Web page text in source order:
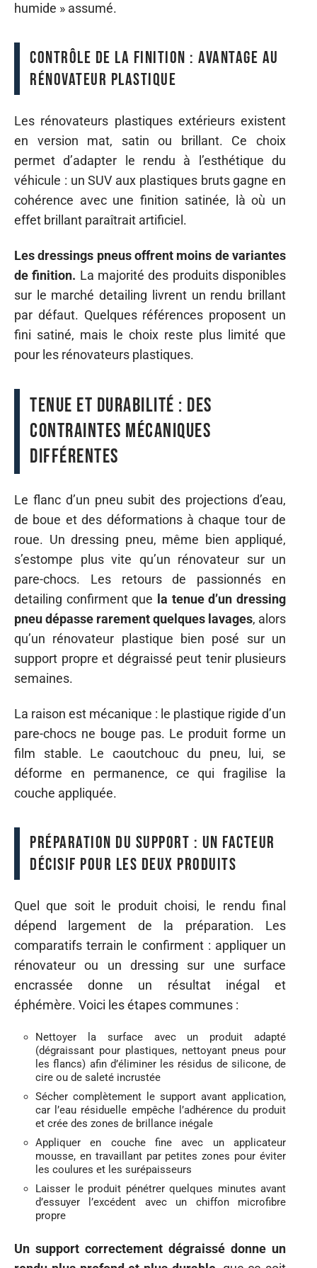
humide » assumé.
Contrôle de la finition : avantage au
rénovateur plastique
Les rénovateurs plastiques extérieurs existent
en version mat, satin ou brillant. Ce choix
permet d’adapter le rendu à l’esthétique du
véhicule : un SUV aux plastiques bruts gagne en
cohérence avec une finition satinée, là où un
effet brillant paraîtrait artificiel.
Les dressings pneus offrent moins de variantes
de finition. La majorité des produits disponibles
sur le marché detailing livrent un rendu brillant
par défaut. Quelques références proposent un
fini satiné, mais le choix reste plus limité que
pour les rénovateurs plastiques.
Tenue et durabilité : des
contraintes mécaniques
différentes
Le flanc d’un pneu subit des projections d’eau,
de boue et des déformations à chaque tour de
roue. Un dressing pneu, même bien appliqué,
s’estompe plus vite qu’un rénovateur sur un
pare-chocs. Les retours de passionnés en
detailing confirment que la tenue d’un dressing
pneu dépasse rarement quelques lavages, alors
qu’un rénovateur plastique bien posé sur un
support propre et dégraissé peut tenir plusieurs
semaines.
La raison est mécanique : le plastique rigide d’un
pare-chocs ne bouge pas. Le produit forme un
film stable. Le caoutchouc du pneu, lui, se
déforme en permanence, ce qui fragilise la
couche appliquée.
Préparation du support : un facteur
décisif pour les deux produits
Quel que soit le produit choisi, le rendu final
dépend largement de la préparation. Les
comparatifs terrain le confirment : appliquer un
rénovateur ou un dressing sur une surface
encrassée donne un résultat inégal et
éphémère. Voici les étapes communes :
Nettoyer la surface avec un produit adapté
(dégraissant pour plastiques, nettoyant pneus pour
les flancs) afin d’éliminer les résidus de silicone, de
cire ou de saleté incrustée
Sécher complètement le support avant application,
car l’eau résiduelle empêche l’adhérence du produit
et crée des zones de brillance inégale
Appliquer en couche fine avec un applicateur
mousse, en travaillant par petites zones pour éviter
les coulures et les surépaisseurs
Laisser le produit pénétrer quelques minutes avant
d’essuyer l’excédent avec un chiffon microfibre
propre
Un support correctement dégraissé donne un